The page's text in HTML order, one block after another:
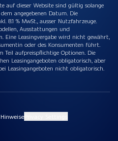
auf dieser Website sind gültig solange
angegebenen Datum. Die
8.1 % MwSt., ausser Nutzfahrzeuge.
Ausstattungen und
Eine Leasingvergabe wird nicht gewährt,
oder des Konsumenten führt.
Teil aufpreispflichtige Optionen. Die
Leasingangeboten obligatorisch, aber
Leasingangeboten nicht obligatorisch.